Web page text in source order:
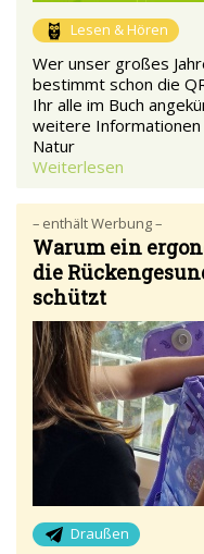
Lesen & Hören
Wer unser großes
bestimmt schon die
Ihr alle im Buch
weitere Informationen
Natur
Weiterlesen
– enthält Werbung –
Warum ein
die
schützt
Draußen